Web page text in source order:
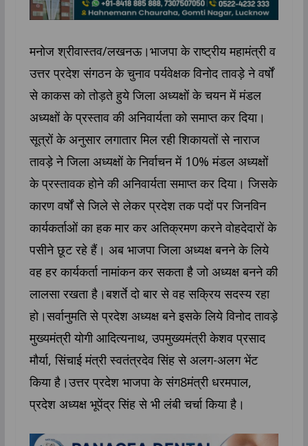
मनोज श्रीवास्तव/लखनऊ।भाजपा के राष्ट्रीय महामंत्री व
उत्तर प्रदेश संगठन के चुनाव पर्यवेक्षक विनोद तावड़े ने वर्षों
से काकस को तोड़ते हुये जिला अध्यक्षों के चयन में मंडल
अध्यक्षों के प्रस्ताव की अनिवार्यता को समाप्त कर दिया।
सूत्रों के अनुसार लगातार मिल रही शिकायतों से नाराज
तावड़े ने जिला अध्यक्षों के निर्वाचन में 10% मंडल अध्यक्षों
के प्रस्तावक होने की अनिवार्यता समाप्त कर दिया। जिसके
कारण वर्षों से जिले से लेकर प्रदेश तक पदों पर जिनविन
कार्यकर्ताओं का हक मार कर अतिक्रमण करने वोहदेदारों के
पसीने छूट रहे हैं। अब भाजपा जिला अध्यक्ष बनने के लिये
वह हर कार्यकर्ता नामांकन कर सकता है जो अध्यक्ष बनने की
लालसा रखता है।बशर्ते दो बार से वह सक्रिय सदस्य रहा
हो।सर्वानुमति से प्रदेश अध्यक्ष बने इसके लिये विनोद तावड़े
मुख्यमंत्री योगी आदित्यनाथ, उपमुख्यमंत्री केशव प्रसाद
मौर्या, सिंचाई मंत्री स्वतंत्रदेव सिंह से अलग-अलग भेंट
किया है।उत्तर प्रदेश भाजपा के संग8मंत्री धरमपाल,
प्रदेश अध्यक्ष भूपेंद्र सिंह से भी लंबी चर्चा किया है।